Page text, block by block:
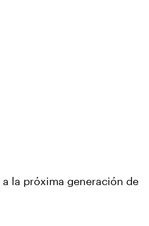
a la próxima generación de